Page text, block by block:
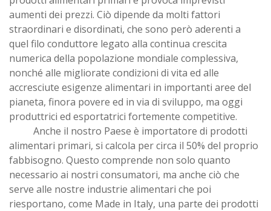
aumenti dei prezzi. Ciò dipende da molti fattori
straordinari e disordinati, che sono però aderenti a
quel filo conduttore legato alla continua crescita
numerica della popolazione mondiale complessiva,
nonché alle migliorate condizioni di vita ed alle
accresciute esigenze alimentari in importanti aree del
pianeta, finora povere ed in via di sviluppo, ma oggi
produttrici ed esportatrici fortemente competitive.
Anche il nostro Paese è importatore di prodotti
alimentari primari, si calcola per circa il 50% del proprio
fabbisogno. Questo comprende non solo quanto
necessario ai nostri consumatori, ma anche ciò che
serve alle nostre industrie alimentari che poi
riesportano, come Made in Italy, una parte dei prodotti